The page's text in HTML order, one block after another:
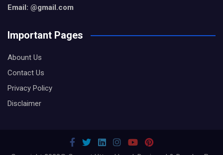
Email: @gmail.com
Important Pages
Abount Us
Contact Us
Privacy Policy
Disclaimer